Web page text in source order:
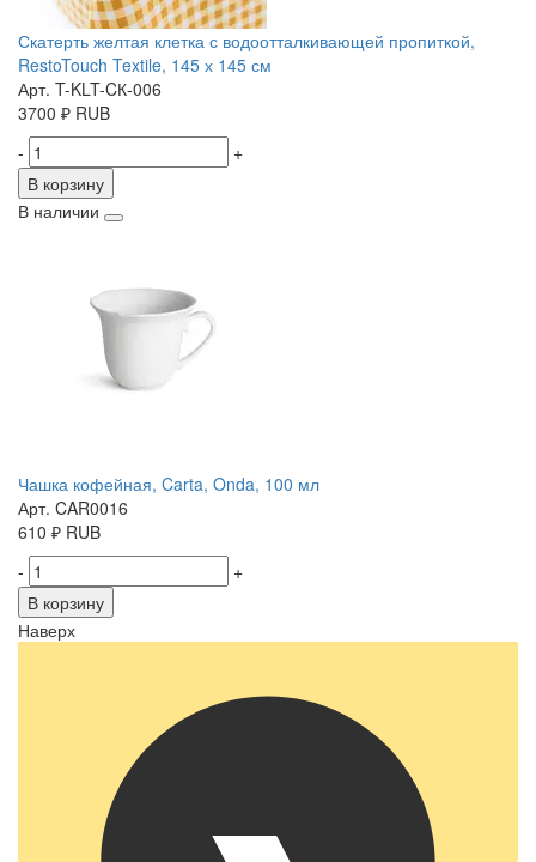
Скатерть желтая клетка с водоотталкивающей пропиткой,
RestoTouch Textile, 145 х 145 см
Арт. T-KLT-CК-006
3700 ₽ RUB
-
+
В корзину
В наличии
Чашка кофейная, Carta, Onda, 100 мл
Арт. CAR0016
610 ₽ RUB
-
+
В корзину
Наверх